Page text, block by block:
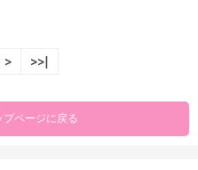
> >>|
プページに戻る